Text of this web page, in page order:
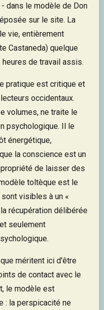
dans le modèle de Don
sur le site. La
vie, entièrement
Castaneda) quelque
de travail assis.
pratique est critique et
occidentaux.
volumes, ne traite le
psychologique. Il le
énergétique,
la conscience est un
de laisser des
toltèque est le
visibles à un «
récupération délibérée
seulement
méritent ici d'être
de contact avec le
le modèle est
: la perspicacité ne